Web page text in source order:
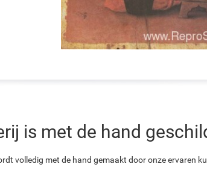
is met de hand
volledig met de hand gemaakt door onze ervaren